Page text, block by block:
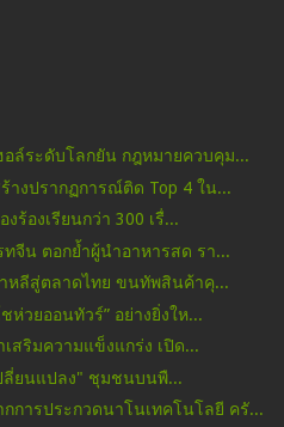
ล์ระดับโลกยัน กฎหมายควบคุม...
างปรากฏการณ์ติด Top 4 ใน...
ร้องเรียนกว่า 300 เรื่...
จีน ตอกย้ำผู้นำอาหารสด รา...
หลีสู่ตลาดไทย ขนทัพสินค้าคุ...
วยออนทัวร์” อย่างยิ่งให...
สริมความแข็งแกร่ง เปิด...
ลี่ยนแปลง" ชุมชนบนพื...
การประกวดนาโนเทคโนโลยี ครั...